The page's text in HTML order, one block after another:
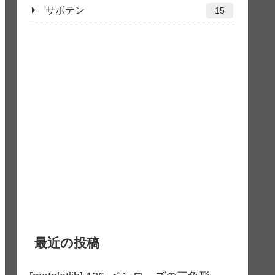
サボテン 15
最近の投稿